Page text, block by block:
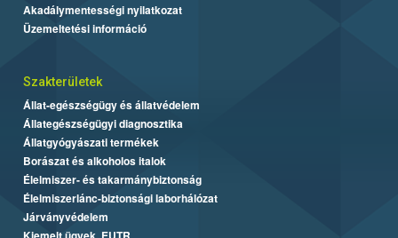
Akadálymentességi nyilatkozat
Üzemeltetési információ
Szakterületek
Állat-egészségügy és állatvédelem
Állategészségügyi diagnosztika
Állatgyógyászati termékek
Borászat és alkoholos italok
Élelmiszer- és takarmánybiztonság
Élelmiszerlánc-biztonsági laborhálózat
Járványvédelem